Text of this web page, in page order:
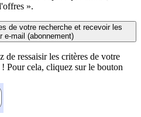
».
de votre recherche et recevoir les
e-mail (abonnement)
de ressaisir les critères de votre
Pour cela, cliquez sur le bouton